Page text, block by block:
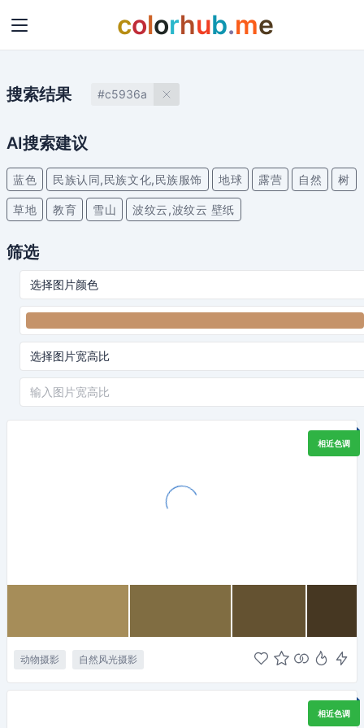
colorhub.me
搜索结果 #c5936a
AI搜索建议
蓝色 民族认同,民族文化,民族服饰 地球 露营 自然 树
草地 教育 雪山 波纹云,波纹云 壁纸
筛选
相近色调
动物摄影 自然风光摄影
相近色调